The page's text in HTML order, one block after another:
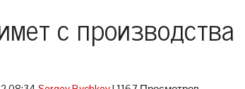
с производства